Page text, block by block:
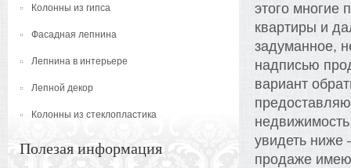
Колонны из гипса
Фасадная лепнина
Лепнина в интерьере
Лепной декор
Колонны из стеклопластика
Полезая информация
этого многие
квартиры и
задуманное,
надписью
вариант
увидеть ниже
продаже